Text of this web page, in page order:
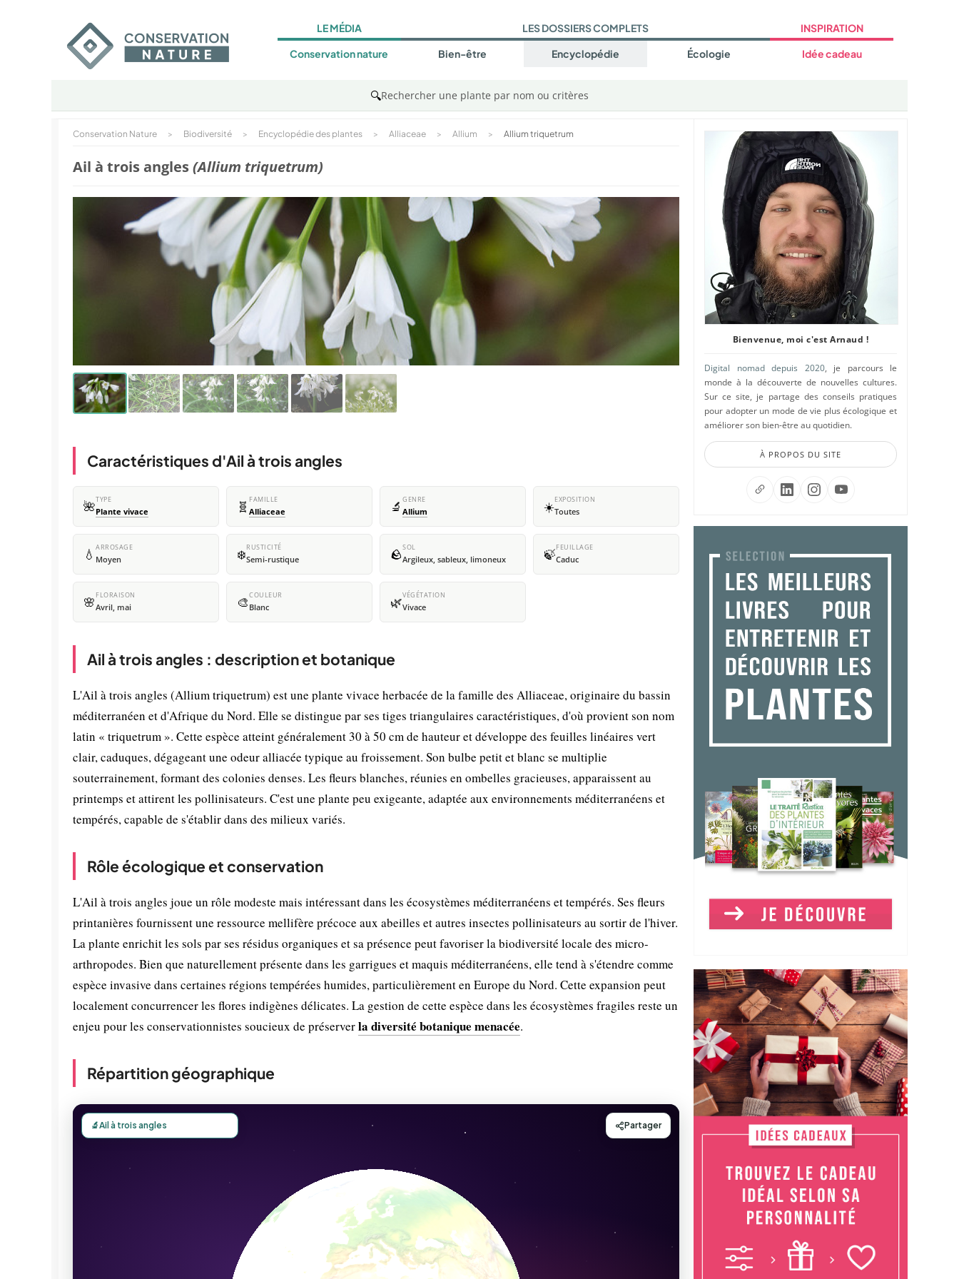
LE MÉDIA
Conservation nature
LES DOSSIERS COMPLETS
Bien-être Encyclopédie Écologie
INSPIRATION
Idée cadeau
🔍Rechercher une plante par nom ou critères
Conservation Nature > Biodiversité > Encyclopédie des plantes > Alliaceae > Allium > Allium triquetrum
Ail à trois angles(Allium triquetrum)
Caractéristiques d'Ail à trois angles
🌺TYPE
Plante vivace 🧬 FAMILLE
Alliaceae 🔬 GENRE
Allium ☀️EXPOSITION
Toutes
💧 ARROSAGE
Moyen ❄️RUSTICITÉ
Semi-rustique 🪨SOL
Argileux, sableux, limoneux 🍃FEUILLAGE
Caduc
🌸 FLORAISON
Avril, mai 🎨COULEUR
Blanc 🌿VÉGÉTATION
Vivace
Ail à trois angles : description et botanique
L'Ail à trois angles (Allium triquetrum) est une plante vivace herbacée de la famille des Alliaceae, originaire du bassin
méditerranéen et d'Afrique du Nord. Elle se distingue par ses tiges triangulaires caractéristiques, d'où provient son nom
latin « triquetrum ». Cette espèce atteint généralement 30 à 50 cm de hauteur et développe des feuilles linéaires vert
clair, caduques, dégageant une odeur alliacée typique au froissement. Son bulbe petit et blanc se multiplie
souterrainement, formant des colonies denses. Les fleurs blanches, réunies en ombelles gracieuses, apparaissent au
printemps et attirent les pollinisateurs. C'est une plante peu exigeante, adaptée aux environnements méditerranéens et
tempérés, capable de s'établir dans des milieux variés.
Rôle écologique et conservation
L'Ail à trois angles joue un rôle modeste mais intéressant dans les écosystèmes méditerranéens et tempérés. Ses fleurs
printanières fournissent une ressource mellifère précoce aux abeilles et autres insectes pollinisateurs au sortir de l'hiver.
La plante enrichit les sols par ses résidus organiques et sa présence peut favoriser la biodiversité locale des micro-
arthropodes. Bien que naturellement présente dans les garrigues et maquis méditerranéens, elle tend à s'étendre comme
espèce invasive dans certaines régions tempérées humides, particulièrement en Europe du Nord. Cette expansion peut
localement concurrencer les flores indigènes délicates. La gestion de cette espèce dans les écosystèmes fragiles reste un
enjeu pour les conservationnistes soucieux de préserverla diversité botanique menacée.
Répartition géographique
Bienvenue, moi c'est Arnaud !
Digital nomad depuis 2020, je parcours le
monde à la découverte de nouvelles cultures.
Sur ce site, je partage des conseils pratiques
pour adopter un mode de vie plus écologique et
améliorer son bien-être au quotidien.
À PROPOS DU SITE